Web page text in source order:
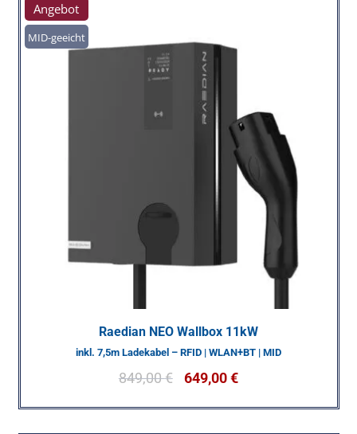
Angebot
MID-geeicht
Raedian NEO Wallbox 11kW
inkl. 7,5m Ladekabel – RFID | WLAN+BT | MID
849,00€ 649,00€